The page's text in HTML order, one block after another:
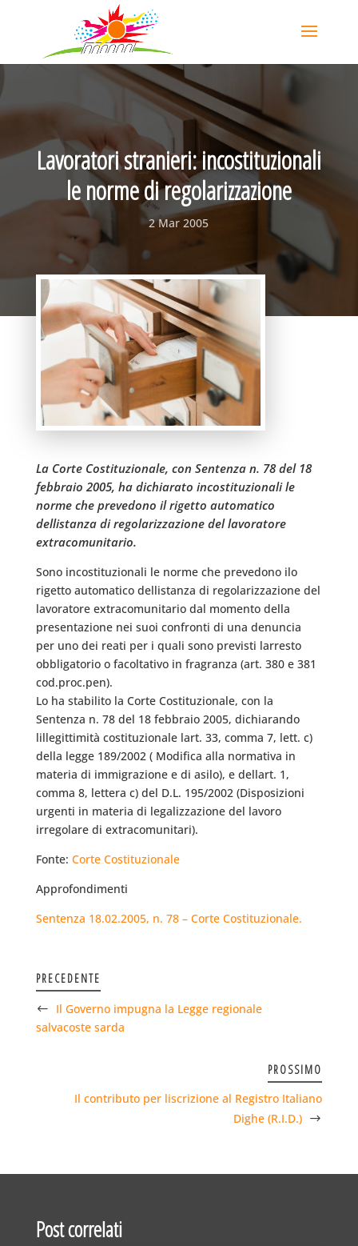
Lavoratori stranieri: incostituzionali
le norme di regolarizzazione
2 Mar 2005
La Corte Costituzionale, con Sentenza n. 78 del 18
febbraio 2005, ha dichiarato incostituzionali le
norme che prevedono il rigetto automatico
dellistanza di regolarizzazione del lavoratore
extracomunitario.
Sono incostituzionali le norme che prevedono ilo
rigetto automatico dellistanza di regolarizzazione del
lavoratore extracomunitario dal momento della
presentazione nei suoi confronti di una denuncia
per uno dei reati per i quali sono previsti larresto
obbligatorio o facoltativo in fragranza (art. 380 e 381
cod.proc.pen).
Lo ha stabilito la Corte Costituzionale, con la
Sentenza n. 78 del 18 febbraio 2005, dichiarando
lillegittimità costituzionale lart. 33, comma 7, lett. c)
della legge 189/2002 ( Modifica alla normativa in
materia di immigrazione e di asilo), e dellart. 1,
comma 8, lettera c) del D.L. 195/2002 (Disposizioni
urgenti in materia di legalizzazione del lavoro
irregolare di extracomunitari).
Fonte: Corte Costituzionale
Approfondimenti
Sentenza 18.02.2005, n. 78 – Corte Costituzionale.
PRECEDENTE
Il Governo impugna la Legge regionale
salvacoste sarda
PROSSIMO
Il contributo per liscrizione al Registro Italiano
Dighe (R.I.D.)
Post correlati